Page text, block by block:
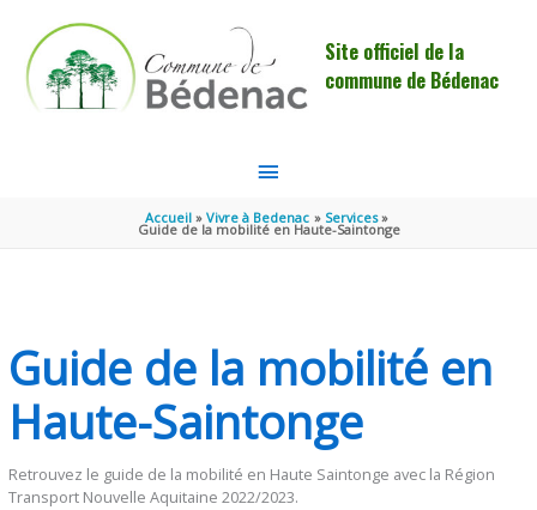
Site officiel de la
commune de Bédenac
MENU
PRINCIPAL
Accueil Vivre à Bedenac Services
Guide de la mobilité en Haute-Saintonge
Guide de la mobilité en
Haute-Saintonge
Retrouvez le guide de la mobilité en Haute Saintonge avec la Région
Transport Nouvelle Aquitaine 2022/2023.